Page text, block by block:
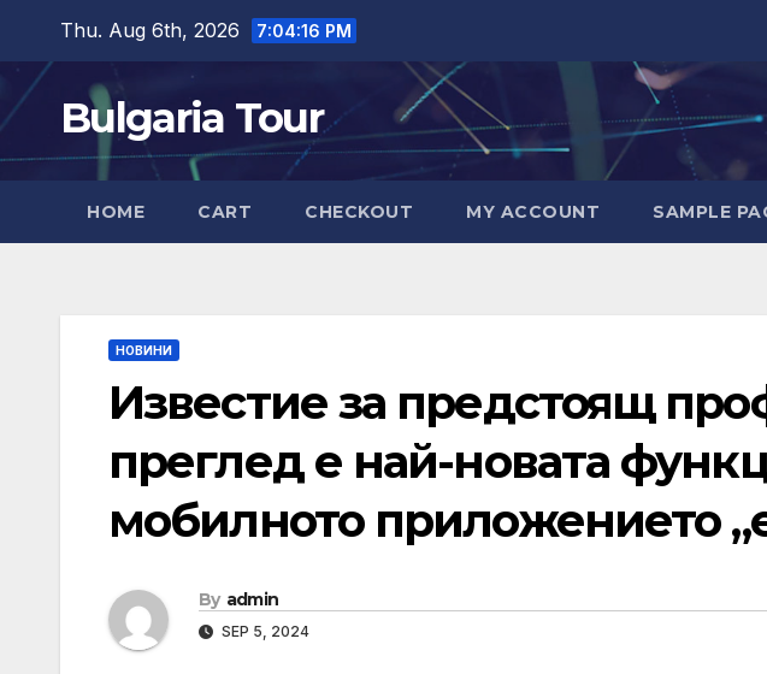
content
Thu. Aug 6th, 2026 7:04:17 PM
Bulgaria Tour
HOME CART CHECKOUT MY ACCOUNT SAMPLE
НОВИНИ
Известие за предстоящ
преглед е най-новата
мобилното приложението
By admin
SEP 5, 2024